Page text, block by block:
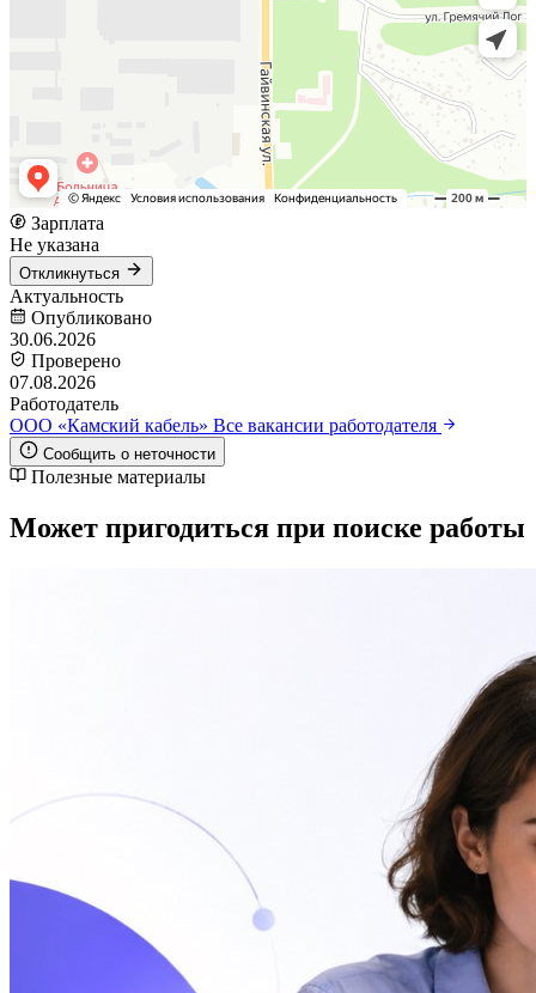
Зарплата
Не указана
Откликнуться
Актуальность
Опубликовано
30.06.2026
Проверено
07.08.2026
Работодатель
ООО «Камский кабель» Все вакансии работодателя
Сообщить о неточности
Полезные материалы
Может пригодиться при поиске работы